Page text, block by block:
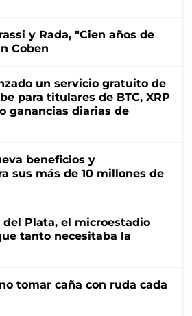
y Rada, "Cien años de
Coben
un servicio gratuito de
para titulares de BTC, XRP
ganancias diarias de
beneficios y
sus más de 10 millones de
del Plata, el microestadio
tanto necesitaba la
tomar caña con ruda cada